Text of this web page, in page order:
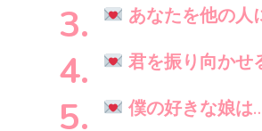
?
あなたを他の人
君を振り向かせ
僕の好きな娘は